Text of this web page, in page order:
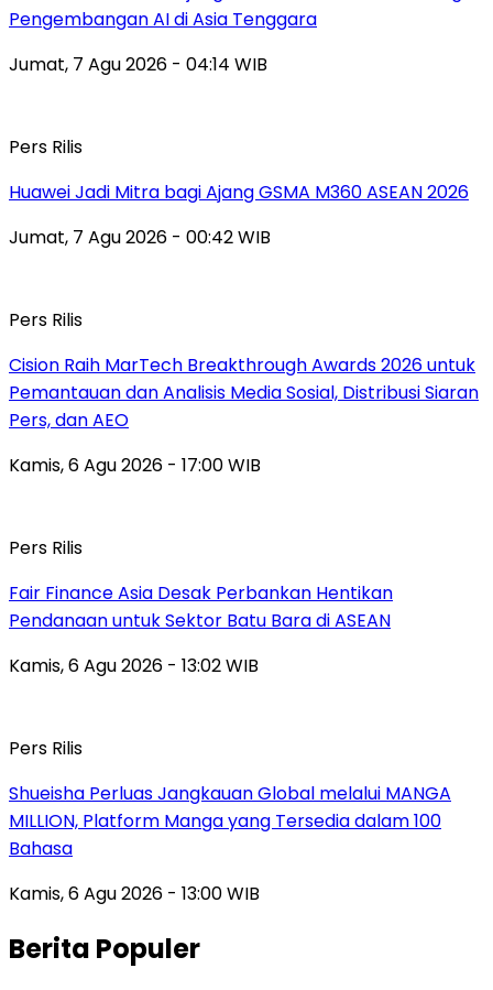
Pengembangan AI di Asia Tenggara
Jumat, 7 Agu 2026 - 04:14 WIB
Pers Rilis
Huawei Jadi Mitra bagi Ajang GSMA M360 ASEAN 2026
Jumat, 7 Agu 2026 - 00:42 WIB
Pers Rilis
Cision Raih MarTech Breakthrough Awards 2026 untuk
Pemantauan dan Analisis Media Sosial, Distribusi Siaran
Pers, dan AEO
Kamis, 6 Agu 2026 - 17:00 WIB
Pers Rilis
Fair Finance Asia Desak Perbankan Hentikan
Pendanaan untuk Sektor Batu Bara di ASEAN
Kamis, 6 Agu 2026 - 13:02 WIB
Pers Rilis
Shueisha Perluas Jangkauan Global melalui MANGA
MILLION, Platform Manga yang Tersedia dalam 100
Bahasa
Kamis, 6 Agu 2026 - 13:00 WIB
Berita Populer